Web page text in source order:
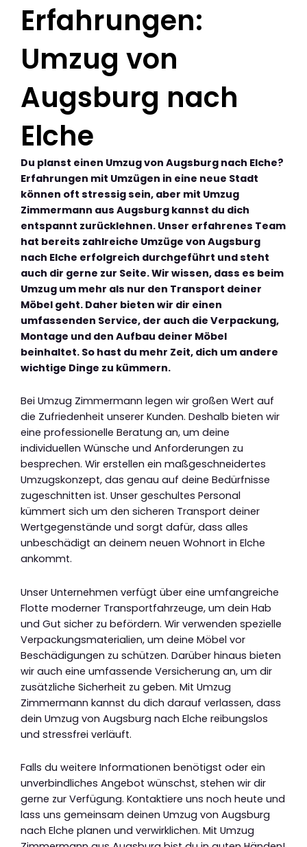
Erfahrungen:
Umzug von
Augsburg nach
Elche
Du planst einen Umzug von Augsburg nach Elche?
Erfahrungen mit Umzügen in eine neue Stadt
können oft stressig sein, aber mit Umzug
Zimmermann aus Augsburg kannst du dich
entspannt zurücklehnen. Unser erfahrenes Team
hat bereits zahlreiche Umzüge von Augsburg
nach Elche erfolgreich durchgeführt und steht
auch dir gerne zur Seite. Wir wissen, dass es beim
Umzug um mehr als nur den Transport deiner
Möbel geht. Daher bieten wir dir einen
umfassenden Service, der auch die Verpackung,
Montage und den Aufbau deiner Möbel
beinhaltet. So hast du mehr Zeit, dich um andere
wichtige Dinge zu kümmern.
Bei Umzug Zimmermann legen wir großen Wert auf
die Zufriedenheit unserer Kunden. Deshalb bieten wir
eine professionelle Beratung an, um deine
individuellen Wünsche und Anforderungen zu
besprechen. Wir erstellen ein maßgeschneidertes
Umzugskonzept, das genau auf deine Bedürfnisse
zugeschnitten ist. Unser geschultes Personal
kümmert sich um den sicheren Transport deiner
Wertgegenstände und sorgt dafür, dass alles
unbeschädigt an deinem neuen Wohnort in Elche
ankommt.
Unser Unternehmen verfügt über eine umfangreiche
Flotte moderner Transportfahrzeuge, um dein Hab
und Gut sicher zu befördern. Wir verwenden spezielle
Verpackungsmaterialien, um deine Möbel vor
Beschädigungen zu schützen. Darüber hinaus bieten
wir auch eine umfassende Versicherung an, um dir
zusätzliche Sicherheit zu geben. Mit Umzug
Zimmermann kannst du dich darauf verlassen, dass
dein Umzug von Augsburg nach Elche reibungslos
und stressfrei verläuft.
Falls du weitere Informationen benötigst oder ein
unverbindliches Angebot wünschst, stehen wir dir
gerne zur Verfügung. Kontaktiere uns noch heute und
lass uns gemeinsam deinen Umzug von Augsburg
nach Elche planen und verwirklichen. Mit Umzug